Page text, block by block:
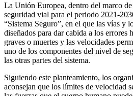
La Unión Europea, dentro del marco
seguridad vial para el periodo 2021-
“Sistema Seguro”, en el que las vías y
diseñados para dar cabida a los errores
graves o muertes y las velocidades
uno de los componentes del nivel de
las otras partes del sistema.
Siguiendo este planteamiento, los
aconsejan que los límites de velocidad